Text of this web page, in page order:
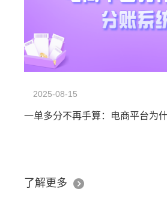
2025-08-15
一单多分不再手算：电商平台为
了解更多